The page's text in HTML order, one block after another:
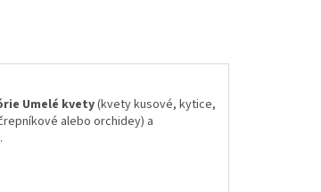
Umelé kvety(kvety kusové, kytice,
alebo orchidey) a
.